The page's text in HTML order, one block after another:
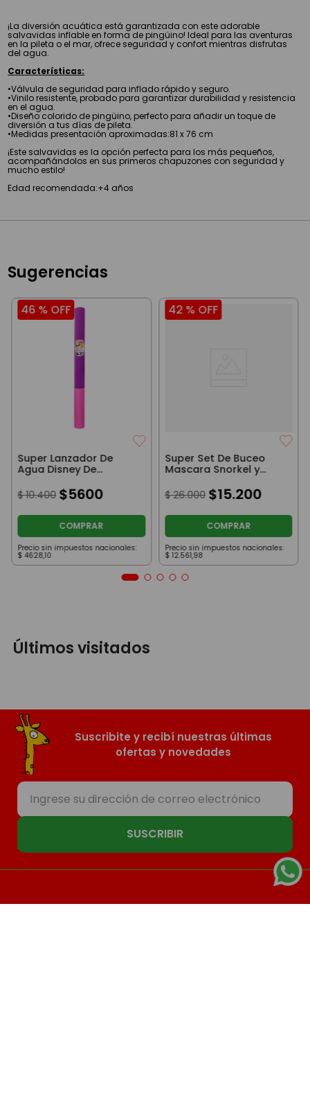
¡La diversión acuática está garantizada con este adorable
salvavidas inflable en forma de pingüino! Ideal para las aventuras
en la pileta o el mar, ofrece seguridad y confort mientras disfrutas
del agua.
Características:
•Válvula de seguridad para inflado rápido y seguro.
•Vinilo resistente, probado para garantizar durabilidad y resistencia
en el agua.
•Diseño colorido de pingüino, perfecto para añadir un toque de
diversión a tus días de pileta.
•Medidas presentación aproximadas:81 x 76 cm
¡Este salvavidas es la opción perfecta para los más pequeños,
acompañándolos en sus primeros chapuzones con seguridad y
mucho estilo!
Edad recomendada:+4 años
Sugerencias
46 % OFF
Super Lanzador De
Agua Disney De
$ 10.400 $5600
COMPRAR
Precio sin impuestos nacionales:
$ 4628,10
42 % OFF
Super Set De Buceo
Mascara Snorkel y
Spiderman Azul
$ 26.000 $15.200
COMPRAR
Precio sin impuestos nacionales:
$ 12.561,98
Últimos visitados
Suscribite y recibí nuestras últimas
ofertas y novedades
SUSCRIBIR